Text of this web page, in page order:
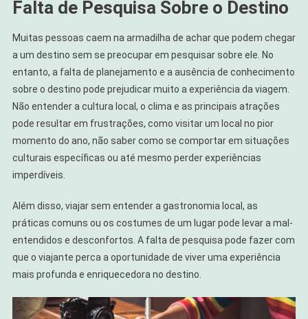
Falta de Pesquisa Sobre o Destino
Muitas pessoas caem na armadilha de achar que podem chegar
a um destino sem se preocupar em pesquisar sobre ele. No
entanto, a falta de planejamento e a ausência de conhecimento
sobre o destino pode prejudicar muito a experiência da viagem.
Não entender a cultura local, o clima e as principais atrações
pode resultar em frustrações, como visitar um local no pior
momento do ano, não saber como se comportar em situações
culturais específicas ou até mesmo perder experiências
imperdíveis.
Além disso, viajar sem entender a gastronomia local, as
práticas comuns ou os costumes de um lugar pode levar a mal-
entendidos e desconfortos. A falta de pesquisa pode fazer com
que o viajante perca a oportunidade de viver uma experiência
mais profunda e enriquecedora no destino.